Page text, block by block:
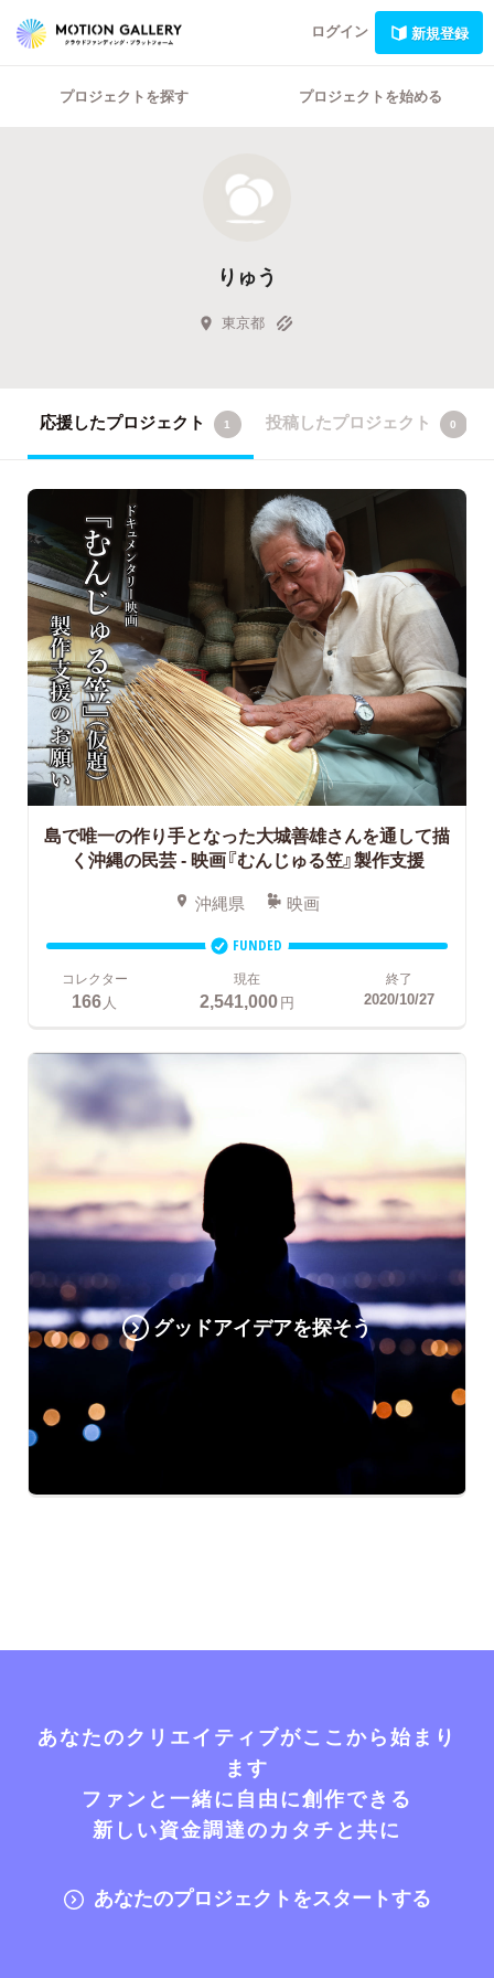
ログイン 新規登録
プロジェクトを探す プロジェクトを始める
りゅう
東京都
応援したプロジェクト 1 投稿したプロジェクト 0
島で唯一の作り手となった大城善雄さんを通して描
く沖縄の民芸- 映画『むんじゅる笠』製作支援
沖縄県 映画
FUNDED
コレクター
166 人
現在
2,541,000円
終了
2020/10/27
グッドアイデアを探そう
あなたのクリエイティブがここから始まり
ます
ファンと一緒に自由に創作できる
新しい資金調達のカタチと共に
あなたのプロジェクトをスタートする